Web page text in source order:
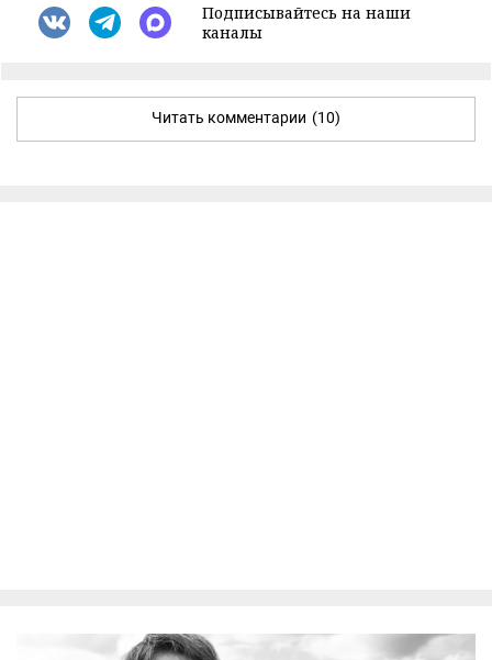
Подписывайтесь на наши
каналы
Читать комментарии (10)